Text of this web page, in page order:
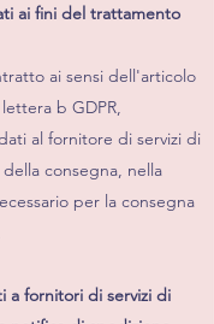
ai fini del trattamento
ai sensi dell'articolo
b GDPR,
al fornitore di servizi di
consegna, nella
per la consegna
a fornitori di servizi di